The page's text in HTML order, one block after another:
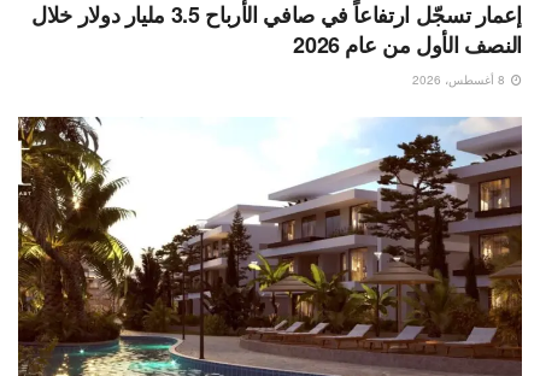
إعمار تسجّل ارتفاعاً في صافي الأرباح 3.5 مليار دولار خلال
النصف الأول من عام 2026